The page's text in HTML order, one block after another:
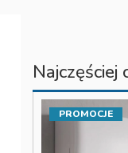
Najczęściej
PROMOCJE